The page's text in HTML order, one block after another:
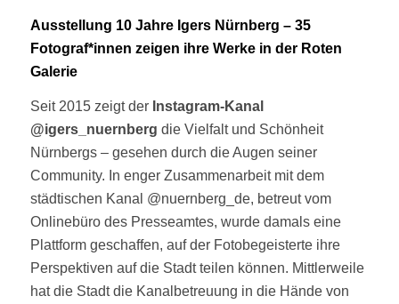
Ausstellung 10 Jahre Igers Nürnberg – 35
Fotograf*innen zeigen ihre Werke in der Roten
Galerie
Seit 2015 zeigt der Instagram-Kanal
@igers_nuernberg die Vielfalt und Schönheit
Nürnbergs – gesehen durch die Augen seiner
Community. In enger Zusammenarbeit mit dem
städtischen Kanal @nuernberg_de, betreut vom
Onlinebüro des Presseamtes, wurde damals eine
Plattform geschaffen, auf der Fotobegeisterte ihre
Perspektiven auf die Stadt teilen können. Mittlerweile
hat die Stadt die Kanalbetreuung in die Hände von